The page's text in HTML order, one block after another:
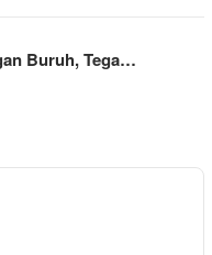
Buruh, Tega…